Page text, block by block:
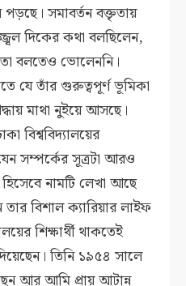
সমাবর্তন বক্তৃতায়
দিকের কথা বলছিলেন,
তা বলতেও ভোলেননি।
যে তাঁর গুরুত্বপূর্ণ ভূমিকা
মাথা নুইয়ে আসছে।
বিশ্ববিদ্যালয়ের
সম্পর্কের সূত্রটা আরও
নামটি লেখা আছে
বিশাল ক্যারিয়ার লাইফ
শিক্ষার্থী থাকতেই
তিনি ১৯৫৪ সালে
আর আমি প্রায় আটান্ন